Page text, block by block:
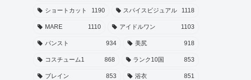
ショートカット 1190 スパイスビジュアル 1118
MARE 1110 アイドルワン 1103
パンスト 934 美尻 918
コスチューム1 868 ランク10国 853
ブレイン 853 浴衣 851